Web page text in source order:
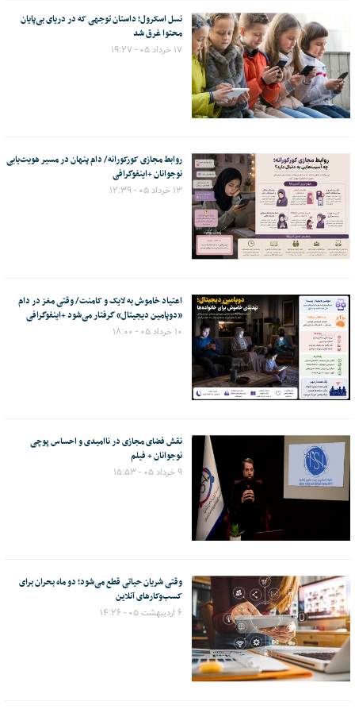
نسل اسکرول؛ داستان توجهی که در دریای بی‌پایان
محتوا غرق شد
۱۷ خرداد ۰۵ - ۱۹:۲۷
روابط مجازی کورکورانه/ دام پنهان در مسیر هویت‌یابی
نوجوانان +اینفوگرافی
۱۳ خرداد ۰۵ - ۱۲:۳۹
اعتیاد خاموش به لایک و کامنت/ وقتی مغز در دام
«دوپامین دیجیتال» گرفتار می‌شود +اینفوگرافی
۱۰ خرداد ۰۵ - ۱۸:۰۰
نقش فضای مجازی در ناامیدی و احساس پوچی
نوجوانان + فیلم
۹ خرداد ۰۵ - ۱۵:۵۳
وقتی شریان حیاتی قطع می‌شود؛ دو ماه بحران برای
کسب‌وکارهای آنلاین
۶ اردیبهشت ۰۵ - ۱۴:۲۶